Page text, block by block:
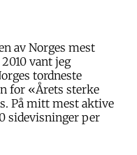
av Norges mest
vant jeg
tordneste
for «Årets sterke
På mitt mest aktive
sidevisninger per